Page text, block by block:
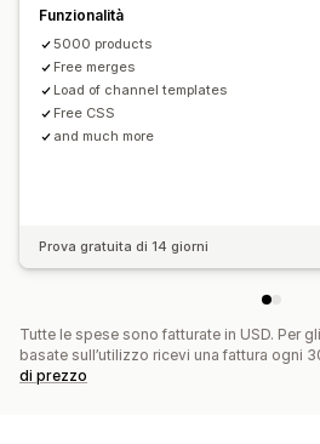
Funzionalità
5000 products
Free merges
Load of channel templates
Free CSS
and much more
Prova gratuita di 14 giorni
Tutte le spese sono fatturate in USD. Per
basate sull’utilizzo ricevi una fattura ogni
di prezzo